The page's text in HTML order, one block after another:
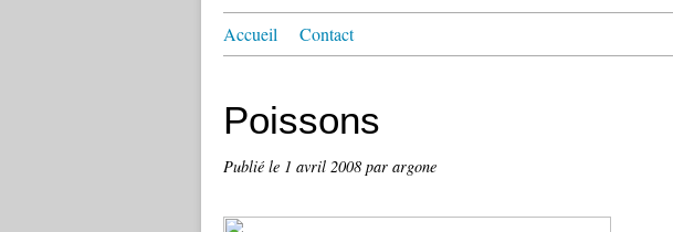
Accueil Contact
Poissons
Publié le 1 avril 2008 par argone